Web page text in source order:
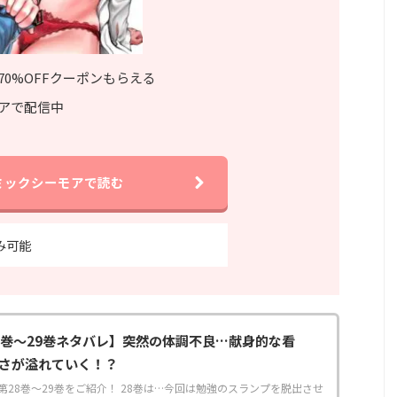
クーポンもらえる
で配信中
ックシーモアで読む
可能
～29巻ネタバレ】突然の体調不良…献身的な看
が溢れていく！？
28巻～29巻をご紹介！ 28巻は…今回は勉強のスランプを脱出させ